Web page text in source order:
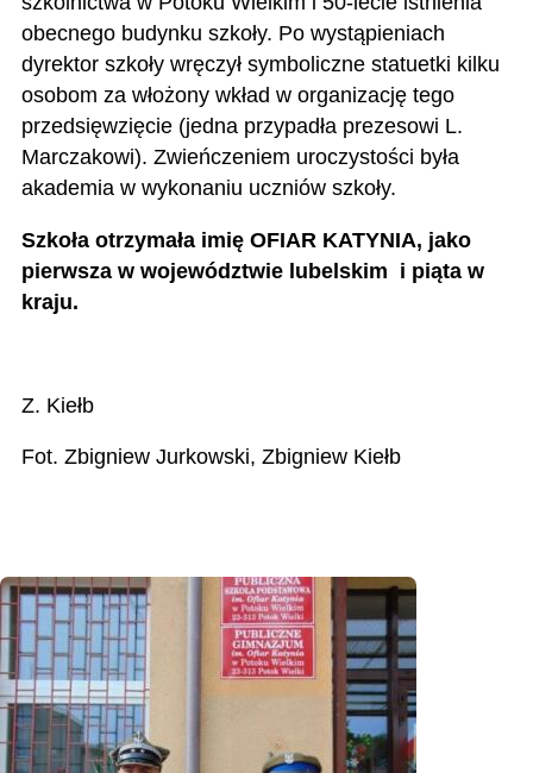
obecnego budynku szkoły. Po wystąpieniach
dyrektor szkoły wręczył symboliczne statuetki kilku
osobom za włożony wkład w organizację tego
przedsięwzięcie (jedna przypadła prezesowi L.
Marczakowi). Zwieńczeniem uroczystości była
akademia w wykonaniu uczniów szkoły.
Szkoła otrzymała imię OFIAR KATYNIA, jako
pierwsza w województwie lubelskim i piąta w
kraju.
Z. Kiełb
Fot. Zbigniew Jurkowski, Zbigniew Kiełb